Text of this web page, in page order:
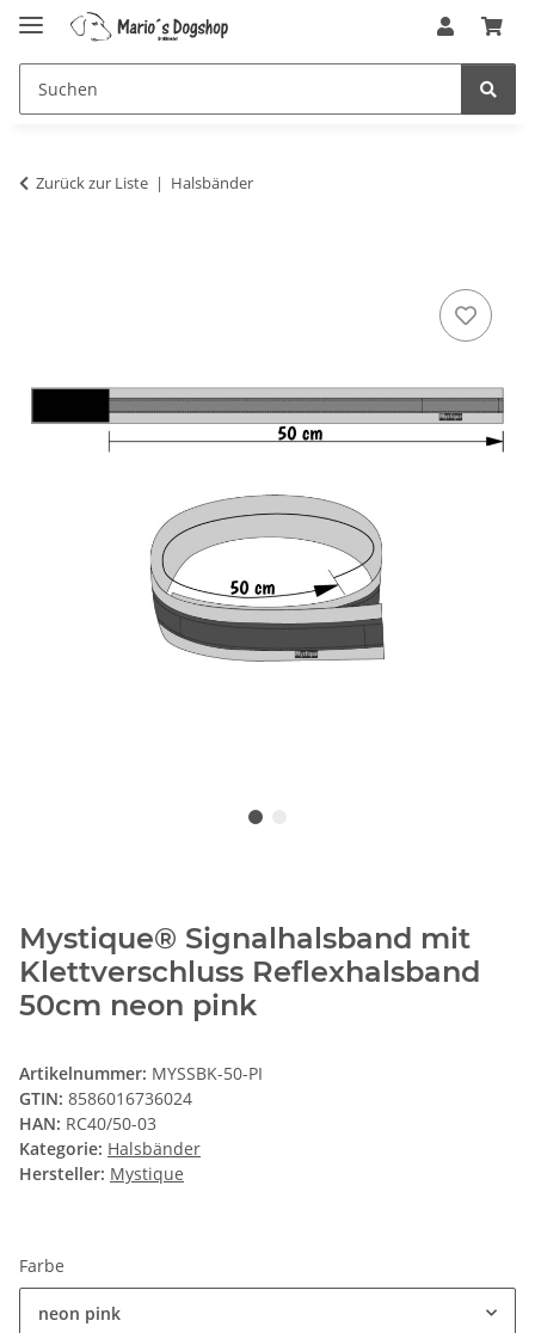
Zurück zur Liste Halsbänder
Mystique® Signalhalsband mit
Klettverschluss Reflexhalsband
50cm neon pink
Artikelnummer: MYSSBK-50-PI
GTIN: 8586016736024
HAN: RC40/50-03
Kategorie: Halsbänder
Hersteller: Mystique
Farbe
neon pink